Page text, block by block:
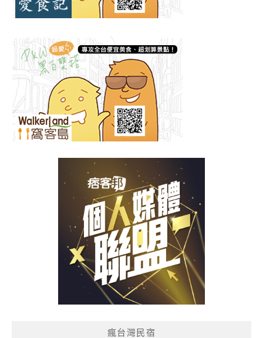
瘋台灣民宿